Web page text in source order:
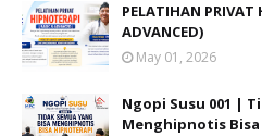
PELATIHAN PRIVAT
ADVANCED)
May 01, 2026
Ngopi Susu 001 |
Menghipnotis